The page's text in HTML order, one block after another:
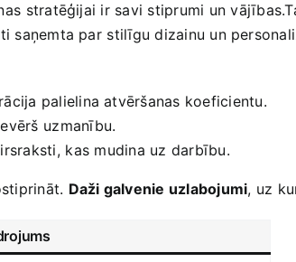
stratēģijai ir savi​ stiprumi un
saņemta par ⁣stilīgu dizainu un
palielina ‍atvēršanas koeficientu.
uzmanību.
⁢kas⁣ mudina uz ​darbību.
Daži galvenie uzlabojumi, ⁣uz